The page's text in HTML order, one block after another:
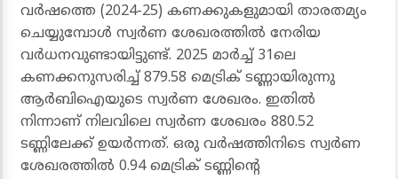
വര്‍ഷത്തെ (2024-25) കണക്കുകളുമായി താരതമ്യം
ചെയ്യുമ്പോള്‍ സ്വര്‍ണ ശേഖരത്തില്‍ നേരിയ
വര്‍ധനവുണ്ടായിട്ടുണ്ട്. 2025 മാര്‍ച്ച് 31ലെ
കണക്കനുസരിച്ച് 879.58 മെട്രിക് ടണ്ണായിരുന്നു
ആര്‍ബിഐയുടെ സ്വര്‍ണ ശേഖരം. ഇതില്‍
നിന്നാണ് നിലവിലെ സ്വര്‍ണ ശേഖരം 880.52
ടണ്ണിലേക്ക് ഉയര്‍ന്നത്. ഒരു വര്‍ഷത്തിനിടെ സ്വര്‍ണ
ശേഖരത്തില്‍ 0.94 മെട്രിക് ടണ്ണിന്റെ